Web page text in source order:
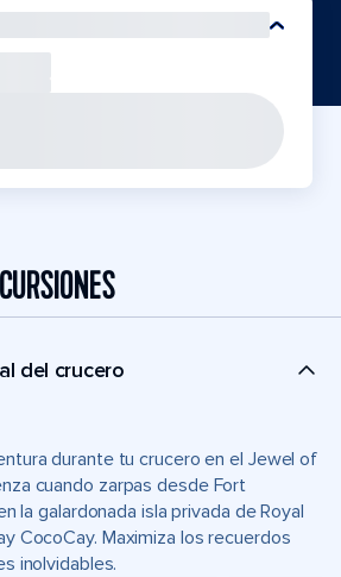
del crucero
durante tu crucero en el Jewel of
cuando zarpas desde Fort
la galardonada isla privada de Royal
CocoCay. Maximiza los recuerdos
inolvidables.